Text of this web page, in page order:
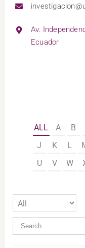
Av.
Ecuador
ALL A B
J
K L
U
V W